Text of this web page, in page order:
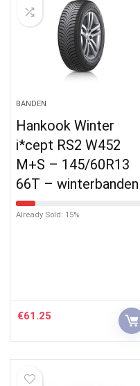
BANDEN
Hankook Winter
i*cept RS2 W452
M+S – 145/60R13
66T – winterbanden
Already Sold: 15%
€61.25